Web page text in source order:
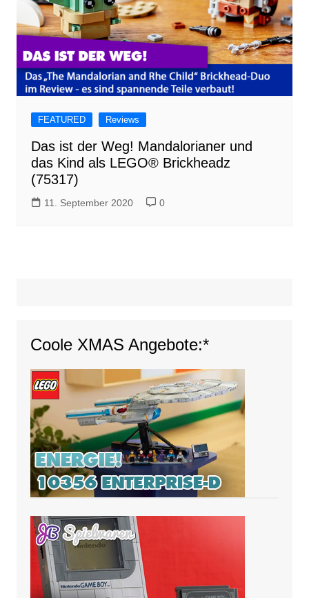
FEATURED Reviews
Das ist der Weg! Mandalorianer und
das Kind als LEGO® Brickheadz
(75317)
11. September 2020 0
Coole XMAS Angebote:*